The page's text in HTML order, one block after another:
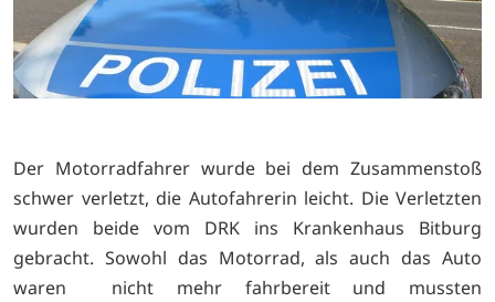
Der Motorradfahrer wurde bei dem Zusammenstoß
schwer verletzt, die Autofahrerin leicht. Die Verletzten
wurden beide vom DRK ins Krankenhaus Bitburg
gebracht. Sowohl das Motorrad, als auch das Auto
waren nicht mehr fahrbereit und mussten